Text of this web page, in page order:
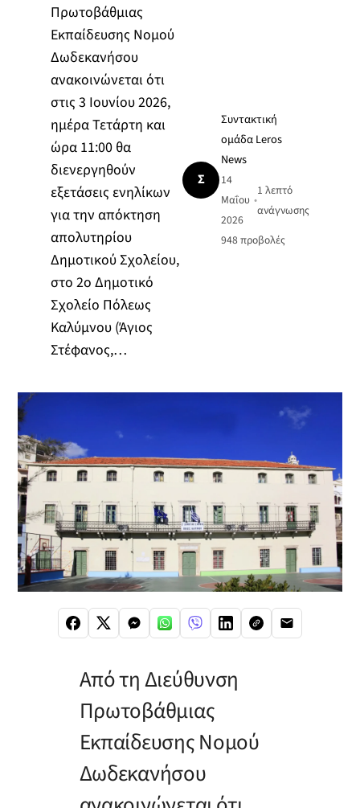
Πρωτοβάθμιας
Εκπαίδευσης Νομού
Δωδεκανήσου
ανακοινώνεται ότι
στις 3 Ιουνίου 2026,
ημέρα Τετάρτη και
ώρα 11:00 θα
διενεργηθούν
εξετάσεις ενηλίκων
για την απόκτηση
απολυτηρίου
Δημοτικού Σχολείου,
στο 2ο Δημοτικό
Σχολείο Πόλεως
Καλύμνου (Άγιος
Στέφανος,…
Σ
Συντακτική
ομάδα Leros
News
14
Μαΐου
2026
•
1 λεπτό
ανάγνωσης
948 προβολές
Από τη Διεύθυνση
Πρωτοβάθμιας
Εκπαίδευσης Νομού
Δωδεκανήσου